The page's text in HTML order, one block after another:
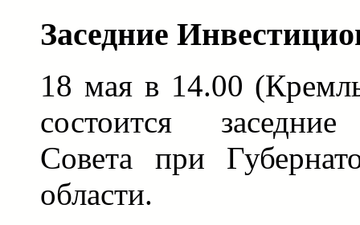
Заседние
18 мая в 14.00
состоится
Совета при
области.